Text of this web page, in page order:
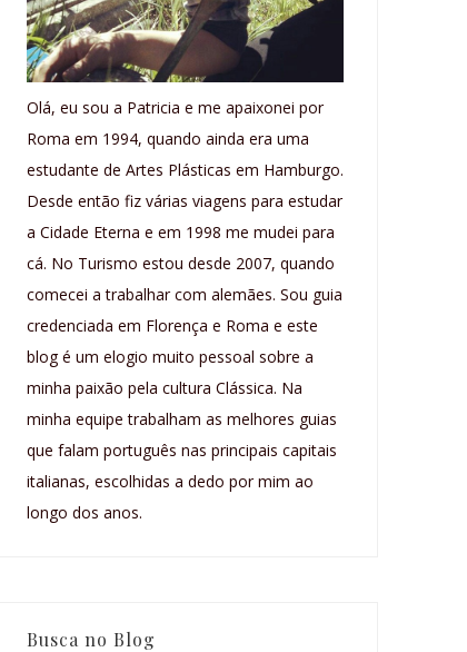
Olá, eu sou a Patricia e me apaixonei por
Roma em 1994, quando ainda era uma
estudante de Artes Plásticas em Hamburgo.
Desde então fiz várias viagens para estudar
a Cidade Eterna e em 1998 me mudei para
cá. No Turismo estou desde 2007, quando
comecei a trabalhar com alemães. Sou guia
credenciada em Florença e Roma e este
blog é um elogio muito pessoal sobre a
minha paixão pela cultura Clássica. Na
minha equipe trabalham as melhores guias
que falam português nas principais capitais
italianas, escolhidas a dedo por mim ao
longo dos anos.
Busca no Blog